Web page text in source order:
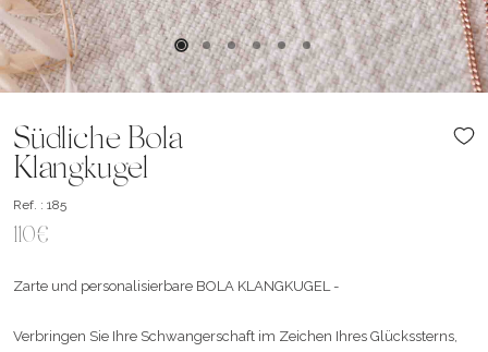
Südliche Bola
Klangkugel
Ref. : 185
110€
Zarte und personalisierbare BOLA KLANGKUGEL -
Verbringen Sie Ihre Schwangerschaft im Zeichen Ihres Glückssterns,